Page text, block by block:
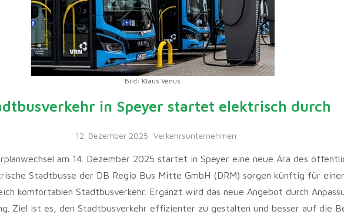
Bild: Klaus Venus
in Speyer startet elektrisch durch
12. Dezember 2025 Verkehrsunternehmen
am 14. Dezember 2025 startet in Speyer eine neue Ära des
Stadtbusse der DB Regio Bus Mitte GmbH (DRM) sorgen künftig für einen
komfortablen Stadtbusverkehr. Ergänzt wird das neue Angebot durch
Ziel ist es, den Stadtbusverkehr effizienter zu gestalten und besser auf die